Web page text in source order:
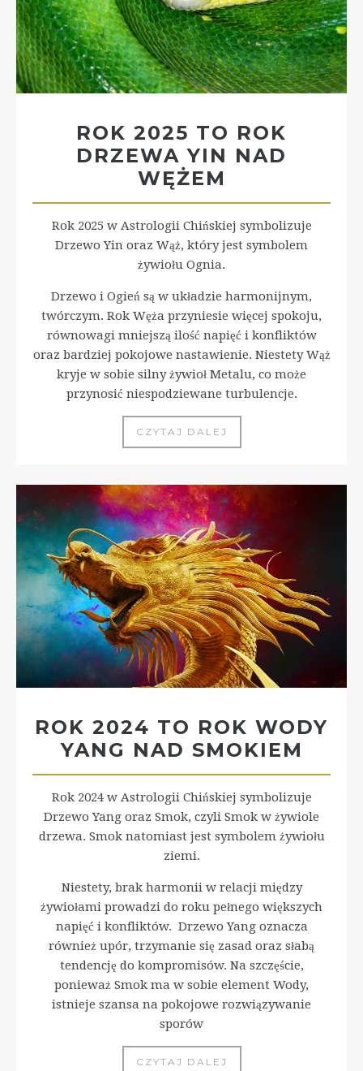
ROK 2025 TO ROK
DRZEWA YIN NAD
WĘŻEM
Rok 2025 w Astrologii Chińskiej symbolizuje
Drzewo Yin oraz Wąż, który jest symbolem
żywiołu Ognia.
Drzewo i Ogień są w układzie harmonijnym,
twórczym. Rok Węża przyniesie więcej spokoju,
równowagi mniejszą ilość napięć i konfliktów
oraz bardziej pokojowe nastawienie. Niestety Wąż
kryje w sobie silny żywioł Metalu, co może
przynosić niespodziewane turbulencje.
CZYTAJ DALEJ
ROK 2024 TO ROK WODY
YANG NAD SMOKIEM
Rok 2024 w Astrologii Chińskiej symbolizuje
Drzewo Yang oraz Smok, czyli Smok w żywiole
drzewa. Smok natomiast jest symbolem żywiołu
ziemi.
Niestety, brak harmonii w relacji między
żywiołami prowadzi do roku pełnego większych
napięć i konfliktów. Drzewo Yang oznacza
również upór, trzymanie się zasad oraz słabą
tendencję do kompromisów. Na szczęście,
ponieważ Smok ma w sobie element Wody,
istnieje szansa na pokojowe rozwiązywanie
sporów
CZYTAJ DALEJ